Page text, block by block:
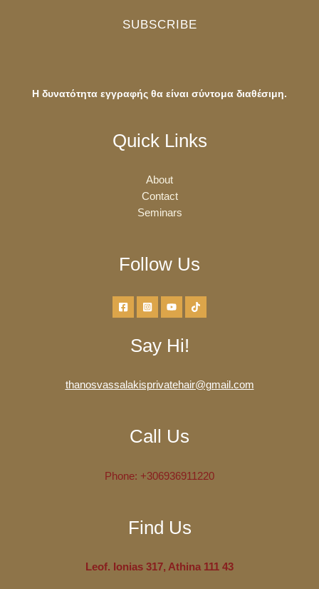
SUBSCRIBE
Η δυνατότητα εγγραφής θα είναι σύντομα διαθέσιμη.
Quick Links
About
Contact
Seminars
Follow Us
Say Hi!
thanosvassalakisprivatehair@gmail.com
Call Us
Phone: +306936911220
Find Us
Leof. Ionias 317, Athina 111 43